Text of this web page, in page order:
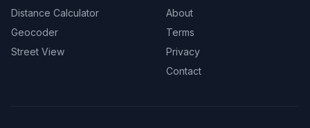
Distance Calculator
Geocoder
Street View
About
Terms
Privacy
Contact